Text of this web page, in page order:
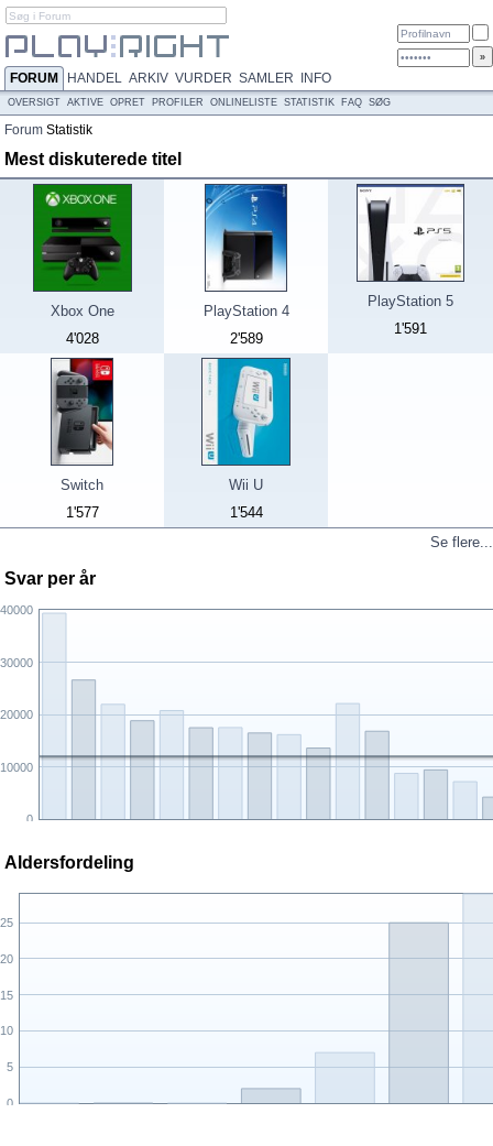
FORUM HANDEL ARKIV VURDER SAMLER INFO
OVERSIGT AKTIVE OPRET PROFILER ONLINELISTE STATISTIK FAQ SØG
Forum Statistik
Mest diskuterede titel
Xbox One
4'028
PlayStation 4
2'589
PlayStation 5
1'591
Switch
1'577
Wii U
1'544
Se flere...
Svar per år
0
10000
20000
30000
40000
Aldersfordeling
0
5
10
15
20
25